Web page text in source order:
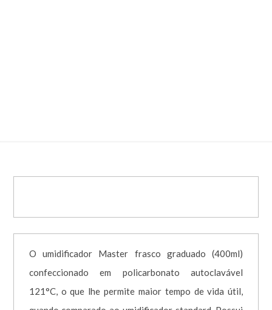
O umidificador Master frasco graduado (400ml)
confeccionado em policarbonato autoclavável
121°C, o que lhe permite maior tempo de vida útil,